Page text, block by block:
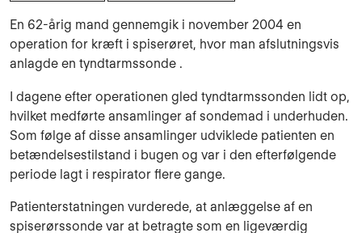
En 62-årig mand gennemgik i november 2004 en
operation for kræft i spiserøret, hvor man afslutningsvis
anlagde en tyndtarmssonde .
I dagene efter operationen gled tyndtarmssonden lidt op,
hvilket medførte ansamlinger af sondemad i underhuden.
Som følge af disse ansamlinger udviklede patienten en
betændelsestilstand i bugen og var i den efterfølgende
periode lagt i respirator flere gange.
Patienterstatningen vurderede, at anlæggelse af en
spiserørssonde var at betragte som en ligeværdig